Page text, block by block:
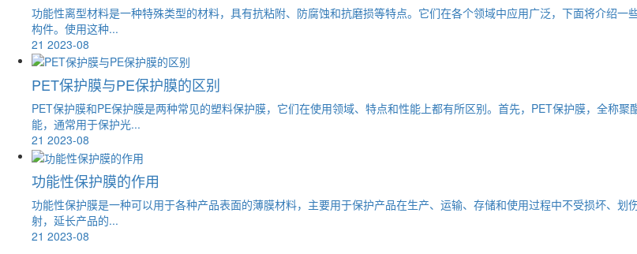
功能性离型材料是一种特殊类型的材料，具有抗粘附、防腐蚀和抗磨损等特点。它们在各个领域中应用广泛，下面将介绍
构件。使用这种...
21 2023-08
PET保护膜与PE保护膜的区别
PET保护膜和PE保护膜是两种常见的塑料保护膜，它们在使用领域、特点和性能上都有所区别。首先，PET保护膜，全称
能，通常用于保护光...
21 2023-08
功能性保护膜的作用
功能性保护膜是一种可以用于各种产品表面的薄膜材料，主要用于保护产品在生产、运输、存储和使用过程中不受损坏、
射，延长产品的...
21 2023-08